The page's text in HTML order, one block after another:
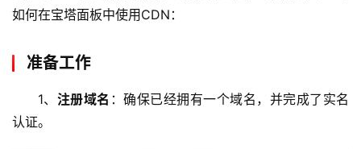
如何在宝塔面板中使用CDN：
准备工作
1、 注册域名 ：确保已经拥有一个域名，并完成了实名
认证。